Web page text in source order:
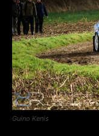
Guino Kenis